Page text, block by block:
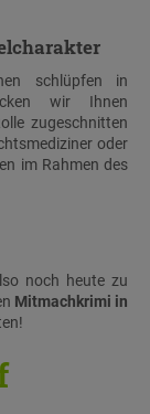
schlüpfen in
wir Ihnen
zugeschnitten
oder
im Rahmen des
noch heute zu
Mitmachkrimi in